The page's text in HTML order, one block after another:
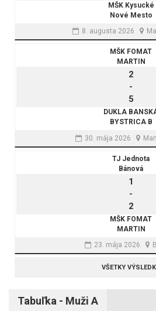
MŠK Kysucké
Nové Mesto
8. augusta 2026
MŠK FOMAT
MARTIN
2
-
5
DUKLA
BYSTRICA B
30. mája 2026
TJ Jednota
Bánová
1
-
2
MŠK FOMAT
MARTIN
23. mája 2026
VŠETKY
Tabuľka - Muži A